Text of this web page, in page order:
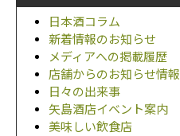
日本酒コラム
新着情報のお知らせ
メディアへの掲載履歴
店舗からのお知らせ情報
日々の出来事
矢島酒店イベント案内
美味しい飲食店